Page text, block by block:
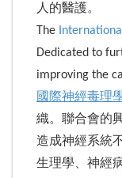
人的醫護。
The
Dedicated to
improving the
國際神經毒理
織。聯合會的
造成神經系統
生理學、神經